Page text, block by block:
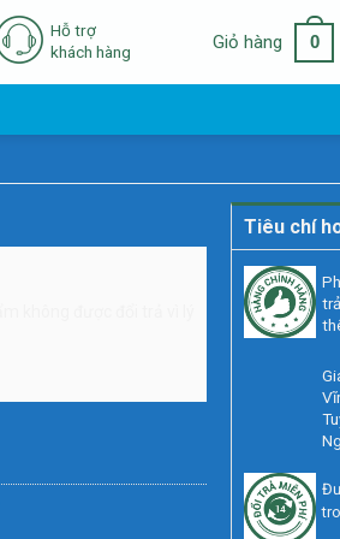
Hỗ trợ
khách hàng
Giỏ hàng 0
Tiêu chí